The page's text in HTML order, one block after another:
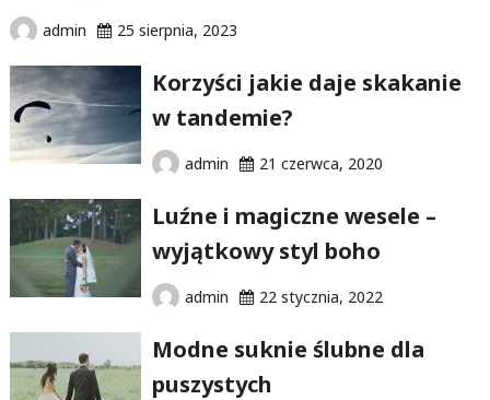
admin 25 sierpnia, 2023
Korzyści jakie daje skakanie
w tandemie?
admin 21 czerwca, 2020
Luźne i magiczne wesele –
wyjątkowy styl boho
admin 22 stycznia, 2022
Modne suknie ślubne dla
puszystych